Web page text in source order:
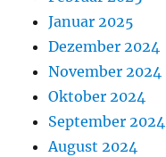
Januar 2025
Dezember 2024
November 2024
Oktober 2024
September 2024
August 2024